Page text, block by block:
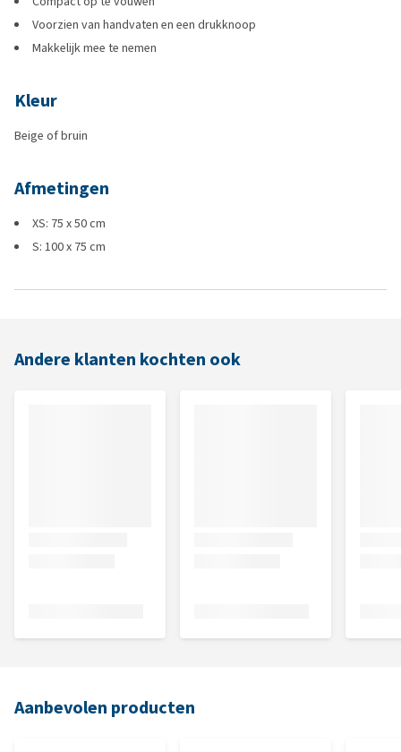
Voorzien van handvaten en een drukknoop
Makkelijk mee te nemen
Kleur
Beige of bruin
Afmetingen
XS: 75 x 50 cm
S: 100 x 75 cm
Andere klanten kochten ook
Aanbevolen producten